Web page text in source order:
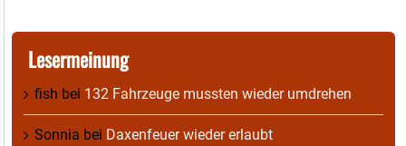
Lesermeinung
fish bei 132 Fahrzeuge mussten wieder umdrehen
Sonnia bei Daxenfeuer wieder erlaubt